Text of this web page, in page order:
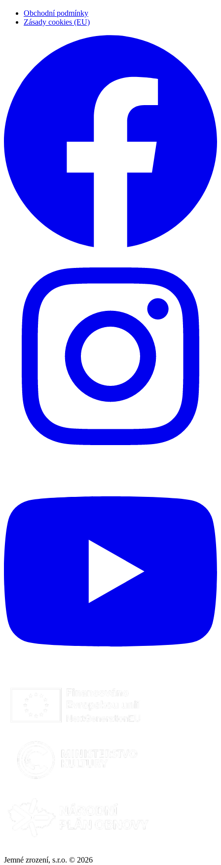
Obchodní podmínky
Zásady cookies (EU)
Jemné zrození, s.r.o. © 2026